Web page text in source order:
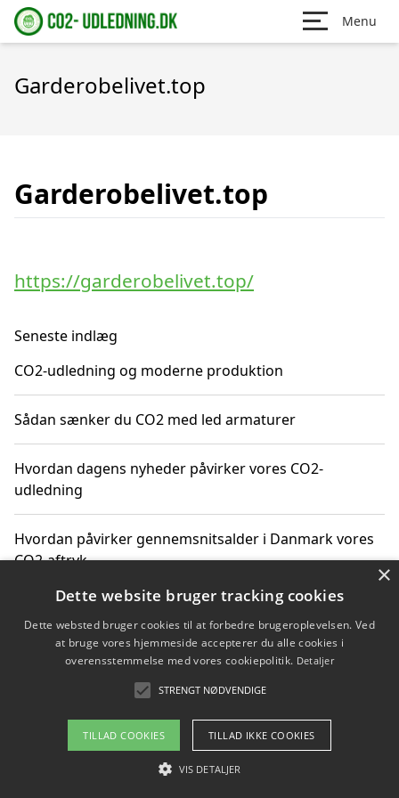
Menu
Garderobelivet.top
Garderobelivet.top
https://garderobelivet.top/
Seneste indlæg
CO2-udledning og moderne produktion
Sådan sænker du CO2 med led armaturer
Hvordan dagens nyheder påvirker vores CO2-
udledning
Hvordan påvirker gennemsnitsalder i Danmark vores
CO2-aftryk
Hvordan nyheder om CO2-udledning påvirker vores
hverdag
Om / kontakt
Blog Betingelser
×
Dette website bruger tracking cookies
Dette websted bruger cookies til at forbedre brugeroplevelsen. Ved
at bruge vores hjemmeside accepterer du alle cookies i
overensstemmelse med vores cookiepolitik. Detaljer
STRENGT NØDVENDIGE
TILLAD COOKIES TILLAD IKKE COOKIES
VIS DETALJER